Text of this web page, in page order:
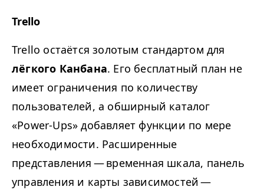
Trello
Trello остаётся золотым стандартом для
лёгкого Канбана. Его бесплатный план не
имеет ограничения по количеству
пользователей, а обширный каталог
«Power-Ups» добавляет функции по мере
необходимости. Расширенные
представления — временная шкала, панель
управления и карты зависимостей —